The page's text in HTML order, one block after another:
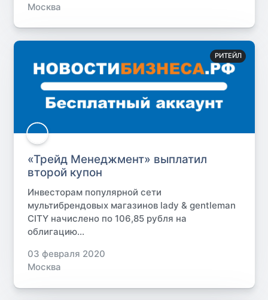
Москва
РИТЕЙЛ
«Трейд Менеджмент» выплатил
второй купон
Инвесторам популярной сети
мультибрендовых магазинов lady & gentleman
CITY начислено по 106,85 рубля на
облигацию...
03 февраля 2020
Москва